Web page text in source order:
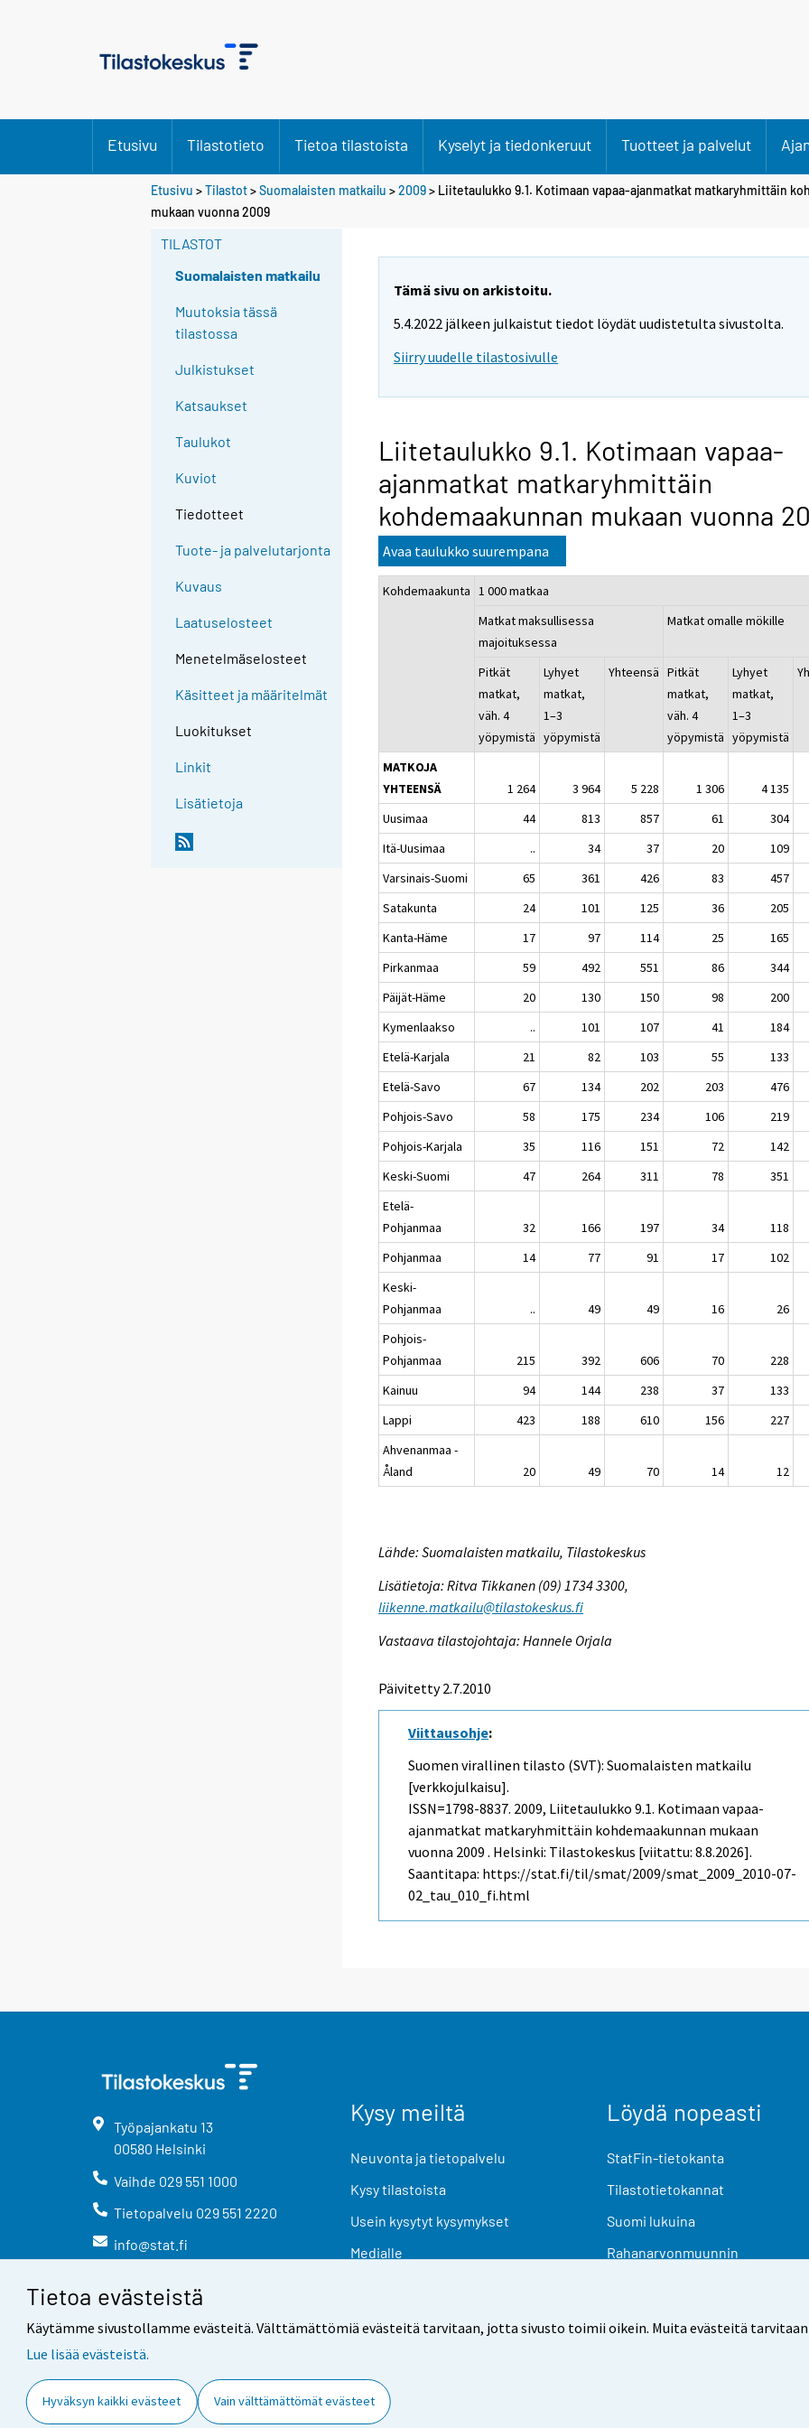
Tietoa evästeistä
Käytämme sivustollamme evästeitä. Välttämättömiä evästeitä tarvitaan, jotta sivusto toimii oikein. Muita evästeitä
Lue lisää evästeistä.
Hyväksyn kaikki evästeet Vain välttämättömät evästeet
Etusivu Tilastotieto Tietoa tilastoista Kyselyt ja tiedonkeruut Tuotteet ja palvelut
Etusivu >Tilastot>Suomalaisten matkailu >2009> Liitetaulukko 9.1. Kotimaan vapaa-ajanmatkat matkaryhmittäin
mukaan vuonna 2009
TILASTOT
Suomalaisten matkailu
Muutoksia tässä
tilastossa
Julkistukset
Katsaukset
Taulukot
Kuviot
Tiedotteet
Tuote- ja palvelutarjonta
Kuvaus
Laatuselosteet
Menetelmäselosteet
Käsitteet ja määritelmät
Luokitukset
Linkit
Lisätietoja
Tämä sivu on arkistoitu.
5.4.2022 jälkeen julkaistut tiedot löydät uudistetulta sivustolta.
Siirry uudelle tilastosivulle
Liitetaulukko 9.1. Kotimaan vapaa-
ajanmatkat matkaryhmittäin
kohdemaakunnan mukaan vuonna
Avaa taulukko suurempana
Kohdemaakunta 1 000 matkaa
Matkat maksullisessa
majoituksessa
Matkat omalle mökille
Pitkät
matkat,
väh. 4
yöpymistä
Lyhyet
matkat,
1–3
yöpymistä
Yhteensä Pitkät
matkat,
väh. 4
yöpymistä
Lyhyet
matkat,
1–3
yöpymistä
MATKOJA
YHTEENSÄ
1 264 3 964 5 228 1 306
4 135
Uusimaa
44 813 857 61
304
Itä-Uusimaa
.. 34 37 20
109
Varsinais-Suomi
65 361 426 83
457
Satakunta
24 101 125 36
205
Kanta-Häme
17 97 114 25
165
Pirkanmaa
59 492 551 86
344
Päijät-Häme
20 130 150 98
200
Kymenlaakso
.. 101 107 41
184
Etelä-Karjala
21 82 103 55
133
Etelä-Savo
67 134 202 203
476
Pohjois-Savo
58 175 234 106
219
Pohjois-Karjala
35 116 151 72
142
Keski-Suomi
47 264 311 78
351
Etelä-
Pohjanmaa
32 166 197 34
118
Pohjanmaa
14 77 91 17
102
Keski-
Pohjanmaa
.. 49 49 16
26
Pohjois-
Pohjanmaa
215 392 606 70
228
Kainuu
94 144 238 37
133
Lappi
423 188 610 156
227
Ahvenanmaa -
Åland
20 49 70 14 12
Lähde: Suomalaisten matkailu, Tilastokeskus
Lisätietoja: Ritva Tikkanen (09) 1734 3300,
liikenne.matkailu@tilastokeskus.fi
Vastaava tilastojohtaja: Hannele Orjala
Päivitetty 2.7.2010
Viittausohje:
Suomen virallinen tilasto (SVT): Suomalaisten matkailu
[verkkojulkaisu].
ISSN=1798-8837. 2009, Liitetaulukko 9.1. Kotimaan vapaa-
ajanmatkat matkaryhmittäin kohdemaakunnan mukaan
vuonna 2009 . Helsinki: Tilastokeskus [viitattu: 8.8.2026].
Saantitapa: https://stat.fi/til/smat/2009/smat_2009_2010-07-
02_tau_010_fi.html
Työpajankatu 13
00580 Helsinki
Vaihde 029 551 1000
Tietopalvelu 029 551 2220
info@stat.fi
Kysy meiltä
Neuvonta ja tietopalvelu
Kysy tilastoista
Usein kysytyt kysymykset
Medialle
Löydä nopeasti
StatFin-tietokanta
Tilastotietokannat
Suomi lukuina
Rahanarvonmuunnin
Yhteystiedot Palaute